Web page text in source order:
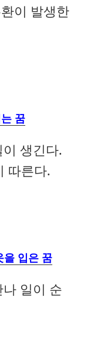
이 발생한
꿈
생긴다.
따른다.
을 입은 꿈
일이 순